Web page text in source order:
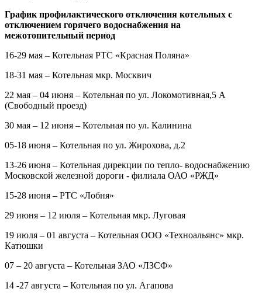
График профилактического отключения котельных с
отключением горячего водоснабжения на
межотопительный период
16-29 мая – Котельная РТС «Красная Поляна»
18-31 мая – Котельная мкр. Москвич
22 мая – 04 июня – Котельная по ул. Локомотивная,5 А
(Свободный проезд)
30 мая – 12 июня – Котельная по ул. Калинина
05-18 июня – Котельная по ул. Жирохова, д.2
13-26 июня – Котельная дирекции по тепло- водоснабжению
Московской железной дороги - филиала ОАО «РЖД»
15-28 июня – РТС «Лобня»
29 июня – 12 июля – Котельная мкр. Луговая
19 июля – 01 августа – Котельная ООО «Техноальянс» мкр.
Катюшки
07 – 20 августа – Котельная ЗАО «ЛЗСФ»
14 -27 августа – Котельная по ул. Агапова